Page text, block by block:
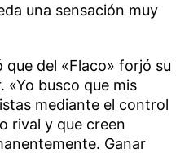
una sensación muy
que del «Flaco» forjó su
«Yo busco que mis
mediante el control
rival y que creen
Ganar